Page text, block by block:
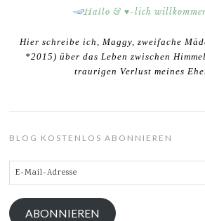
Hier schreibe ich, Maggy, zweifache
*2015) über das Leben zwischen
traurigen Verlust meines
BLOG KOSTENLOS ABONNIEREN
E-
Mail-
Adresse
ABONNIEREN